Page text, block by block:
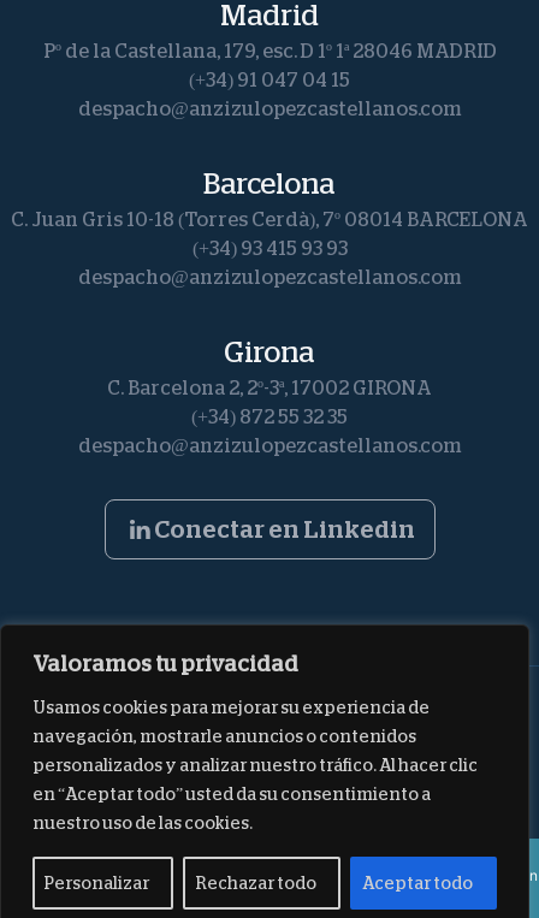
Valoramos tu privacidad
Usamos cookies para mejorar su experiencia de
navegación, mostrarle anuncios o contenidos
personalizados y analizar nuestro tráfico. Al hacer clic
en “Aceptar todo” usted da su consentimiento a
nuestro uso de las cookies.
Personalizar Rechazar todo Aceptar todo
Madrid
Pº de la Castellana, 179, esc. D 1º 1ª 28046 MADRID
(+34) 91 047 04 15
despacho@anzizulopezcastellanos.com
Barcelona
C. Juan Gris 10-18 (Torres Cerdà), 7º 08014 BARCELONA
(+34) 93 415 93 93
despacho@anzizulopezcastellanos.com
Girona
C. Barcelona 2, 2º-3ª, 17002 GIRONA
(+34) 872 55 32 35
despacho@anzizulopezcastellanos.com
Conectar en Linkedin
Aviso legalPolítica de privacidadPolítica de cookies
EspañolCatalàEnglish
This site is registered on wpml.orgas a development site. Switch to a production